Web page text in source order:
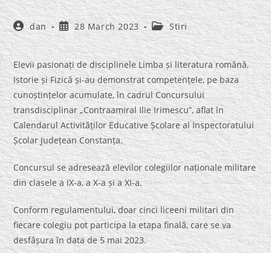
Post
author:
dan
Post
published:
28 March 2023
Post
category:
Stiri
Elevii pasionați de disciplinele Limba și literatura română,
Istorie și Fizică și-au demonstrat competențele, pe baza
cunoștințelor acumulate, în cadrul Concursului
transdisciplinar „Contraamiral Ilie Irimescu”, aflat în
Calendarul Activităților Educative Școlare al Inspectoratului
Școlar Județean Constanța.
Concursul se adresează elevilor colegiilor naționale militare
din clasele a IX-a, a X-a și a XI-a.
Conform regulamentului, doar cinci liceeni militari din
fiecare colegiu pot participa la etapa finală, care se va
desfășura în data de 5 mai 2023.